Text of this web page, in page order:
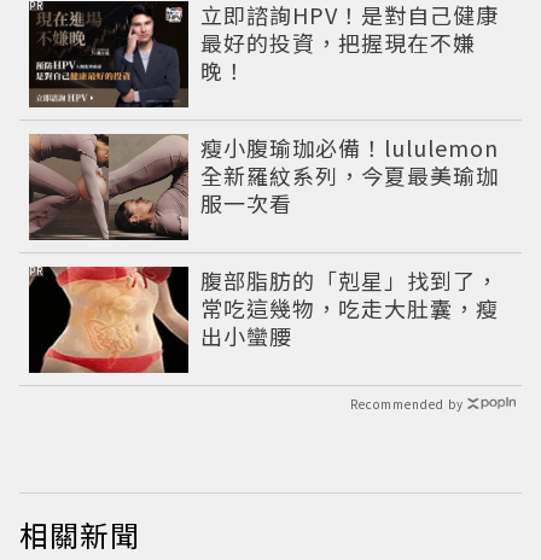
立即諮詢HPV！是對自己健康
最好的投資，把握現在不嫌
晚！
PR
瘦小腹瑜珈必備！lululemon
全新羅紋系列，今夏最美瑜珈
服一次看
腹部脂肪的「剋星」找到了，
常吃這幾物，吃走大肚囊，瘦
出小蠻腰
PR
Recommended by
相關新聞